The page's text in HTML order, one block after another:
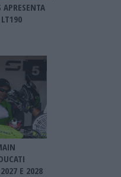
APRESENTA
E 2028